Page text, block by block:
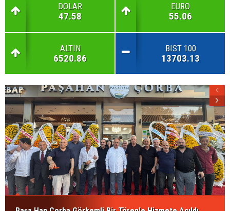
DOLAR
47.58
EURO
55.06
ALTIN
6520.86
BIST 100
13703.13